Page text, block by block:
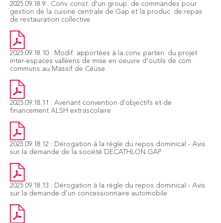
2025.09.18.9 : Conv. const. d’un group. de commandes pour
gestion de la cuisine centrale de Gap et la produc. de repas
de restauration collective
2025.09.18.10 : Modif. apportées à la conv. parten. du projet
inter-espaces valléens de mise en oeuvre d’outils de com.
communs au Massif de Céüse.
2025.09.18.11 : Avenant convention d'objectifs et de
financement ALSH extrascolaire
2025.09.18.12 : Dérogation à la règle du repos dominical - Avis
sur la demande de la société DECATHLON GAP
2025.09.18.13 : Dérogation à la règle du repos dominical - Avis
sur la demande d’un concessionnaire automobile